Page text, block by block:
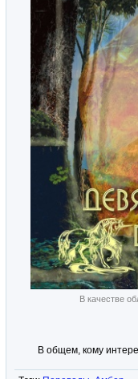
В качестве
В общем, кому